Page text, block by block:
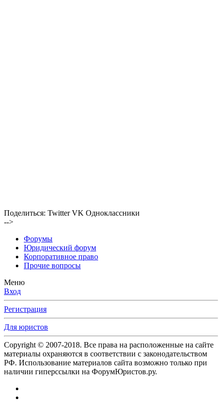
Поделиться: Twitter VK Одноклассники
-->
Форумы
Юридический форум
Корпоративное право
Прочие вопросы
Меню
Вход
Регистрация
Для юристов
Copyright © 2007-2018. Все права на расположенные на сайте
материалы охраняются в соответствии с законодательством
РФ. Использование материалов сайта возможно только при
наличии гиперссылки на ФорумЮристов.ру.